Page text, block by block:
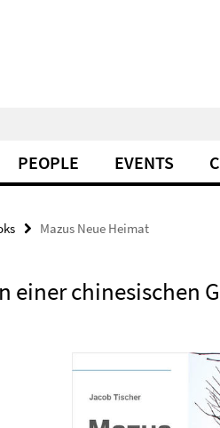
PEOPLE EVENTS
Mazus Neue Heimat
chinesischen